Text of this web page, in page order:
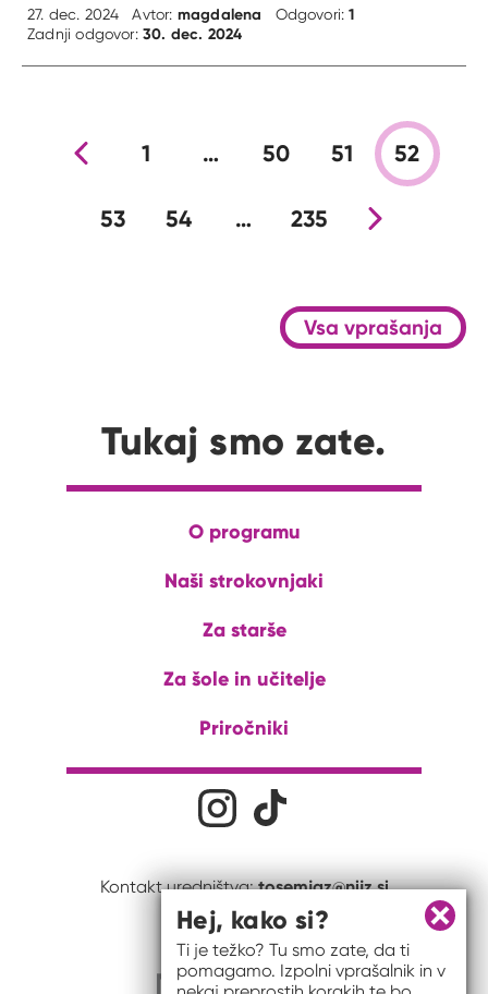
27. dec. 2024 Avtor: magdalena Odgovori:1
Zadnji odgovor:30. dec. 2024
Prejšnja stran
1 … 50 51 52
53 54 … 235Nova stran
Vsa vprašanja
Tukaj smo zate.
O programu
Naši strokovnjaki
Za starše
Za šole in učitelje
Priročniki
Družabna omrežjaNa naš Instagram profil
Kontakt uredništva:tosemjaz@nijz.si
Zapri
Hej, kako si?
Ti je težko? Tu smo zate, da ti
pomagamo. Izpolni vprašalnik in v